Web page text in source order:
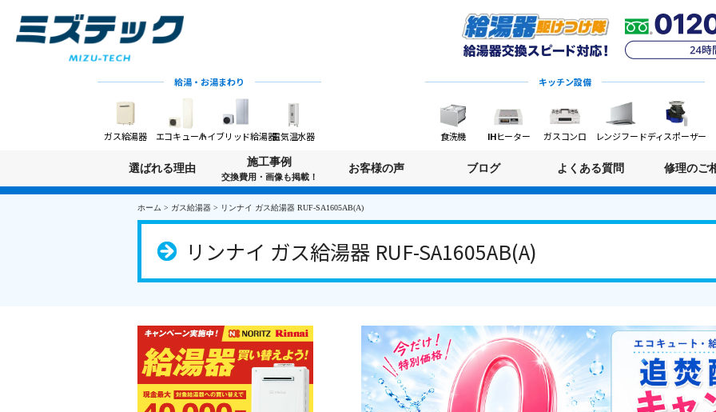
給湯・お湯まわり
ガス給湯器 エコキュートハイブリッド給湯器電気温水器
キッチン設備
食洗機 IHヒーター ガスコンロ レンジフードディスポーザー
選ばれる理由
施工事例
交換費用・画像も掲載！
お客様の声 ブログ よくある質問 修理のご
ホーム > ガス給湯器 > リンナイ ガス給湯器 RUF-SA1605AB(A)
リンナイ ガス給湯器 RUF-SA1605AB(A)